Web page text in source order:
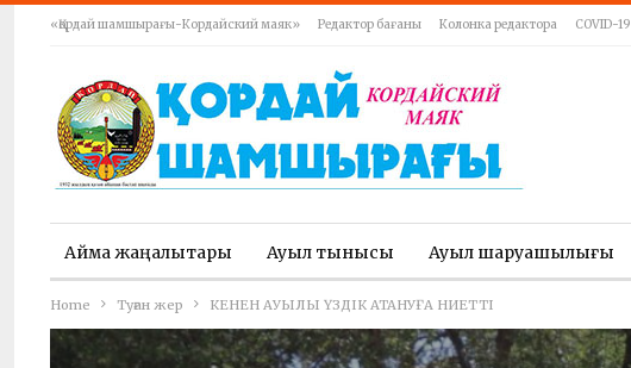
«Қордай шамшырағы-Кордайский маяк» Редактор бағаны Колонка редактора COVID-19
Аймақ жаңалықтары Ауыл тынысы Ауыл шаруашылығы
Home Туған жер КЕНЕН АУЫЛЫ ҮЗДІК АТАНУҒА НИЕТТІ